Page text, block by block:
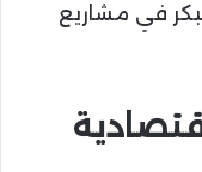
في مشاريع